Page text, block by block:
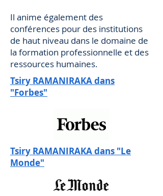
Il anime également des
conférences pour des institutions
de haut niveau dans le domaine de
la formation professionnelle et des
ressources humaines.
Tsiry RAMANIRAKA dans
"Forbes"
Tsiry RAMANIRAKA dans "Le
Monde"